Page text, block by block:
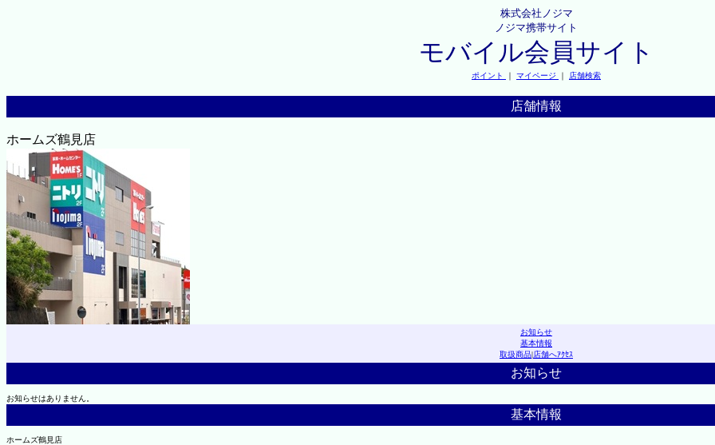
株式会社ノジマ
ノジマ携帯サイト
モバイル会員サイト
ポイント ｜ マイページ ｜ 店舗検索
店舗情報
ホームズ鶴見店
お知らせ
基本情報
取扱商品|店舗へｱｸｾｽ
お知らせ
お知らせはありません。
基本情報
ホームズ鶴見店